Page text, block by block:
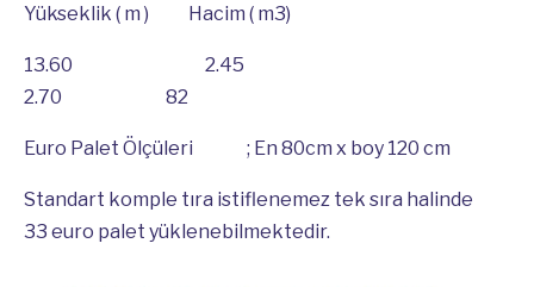
Yükseklik ( m ) Hacim ( m3)
13.60 2.45
2.70 82
Euro Palet Ölçüleri ; En 80cm x boy 120 cm
Standart komple tıra istiflenemez tek sıra halinde
33 euro palet yüklenebilmektedir.